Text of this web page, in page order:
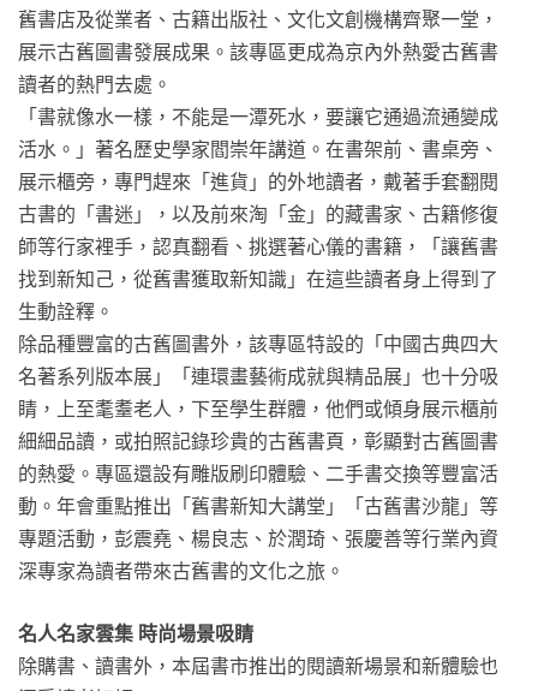
舊書店及從業者、古籍出版社、文化文創機構齊聚一堂，
展示古舊圖書發展成果。該專區更成為京內外熱愛古舊書
讀者的熱門去處。
「書就像水一樣，不能是一潭死水，要讓它通過流通變成
活水。」著名歷史學家閻崇年講道。在書架前、書桌旁、
展示櫃旁，專門趕來「進貨」的外地讀者，戴著手套翻閱
古書的「書迷」，以及前來淘「金」的藏書家、古籍修復
師等行家裡手，認真翻看、挑選著心儀的書籍，「讓舊書
找到新知己，從舊書獲取新知識」在這些讀者身上得到了
生動詮釋。
除品種豐富的古舊圖書外，該專區特設的「中國古典四大
名著系列版本展」「連環畫藝術成就與精品展」也十分吸
睛，上至耄耋老人，下至學生群體，他們或傾身展示櫃前
細細品讀，或拍照記錄珍貴的古舊書頁，彰顯對古舊圖書
的熱愛。專區還設有雕版刷印體驗、二手書交換等豐富活
動。年會重點推出「舊書新知大講堂」「古舊書沙龍」等
專題活動，彭震堯、楊良志、於潤琦、張慶善等行業內資
深專家為讀者帶來古舊書的文化之旅。
名人名家雲集 時尚場景吸睛
除購書、讀書外，本屆書市推出的閱讀新場景和新體驗也